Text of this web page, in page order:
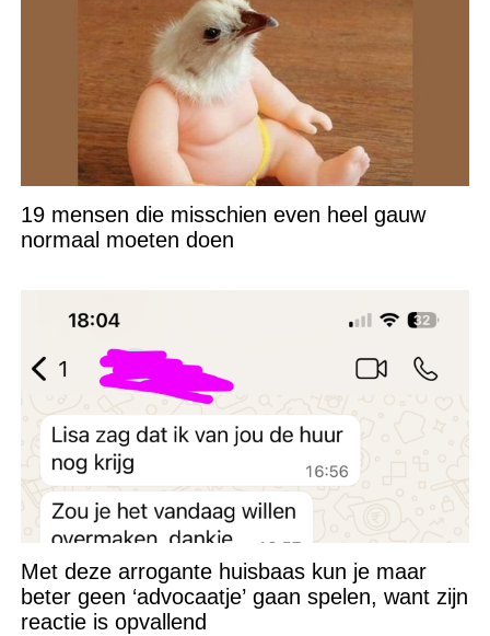
19 mensen die misschien even heel gauw
normaal moeten doen
Met deze arrogante huisbaas kun je maar
beter geen ‘advocaatje’ gaan spelen, want zijn
reactie is opvallend